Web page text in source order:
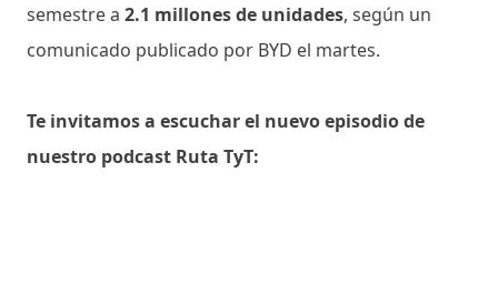
semestre a 2.1 millones de unidades, según un
comunicado publicado por BYD el martes.
Te invitamos a escuchar el nuevo episodio de
nuestro podcast Ruta TyT: